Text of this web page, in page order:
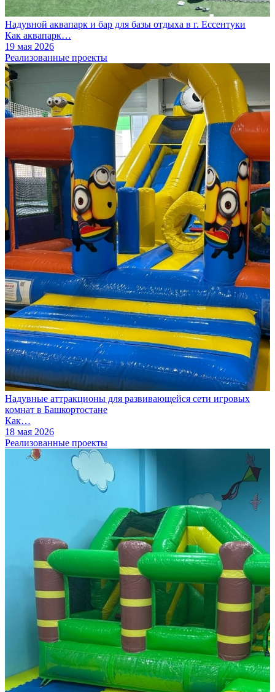
Надувной аквапарк и бар для базы отдыха в г. Ессентуки
Как аквапарк…
19 мая 2026
Реализованные проекты
Надувные аттракционы для развивающейся сети игровых
комнат в Башкортостане
Как…
18 мая 2026
Реализованные проекты